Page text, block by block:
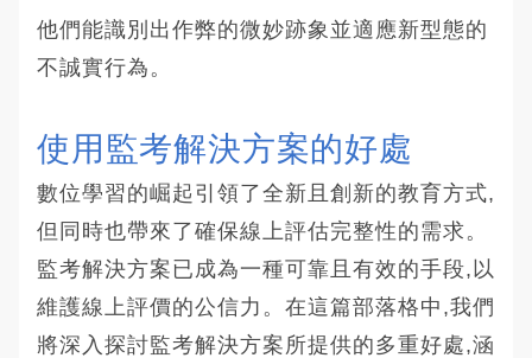
他們能識別出作弊的微妙跡象並適應新型態的
不誠實行為。
使用監考解決方案的好處
數位學習的崛起引領了全新且創新的教育方式,
但同時也帶來了確保線上評估完整性的需求。
監考解決方案已成為一種可靠且有效的手段,以
維護線上評價的公信力。在這篇部落格中,我們
將深入探討監考解決方案所提供的多重好處,涵